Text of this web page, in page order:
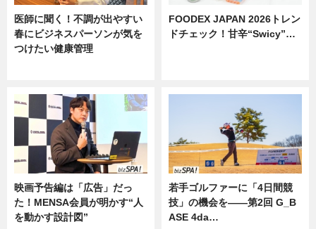
医師に聞く！不調が出やすい
春にビジネスパーソンが気を
つけたい健康管理
FOODEX JAPAN 2026トレン
ドチェック！甘辛“Swicy”…
映画予告編は「広告」だっ
た！MENSA会員が明かす“人
を動かす設計図”
若手ゴルファーに「4日間競
技」の機会を——第2回 G_B
ASE 4da…